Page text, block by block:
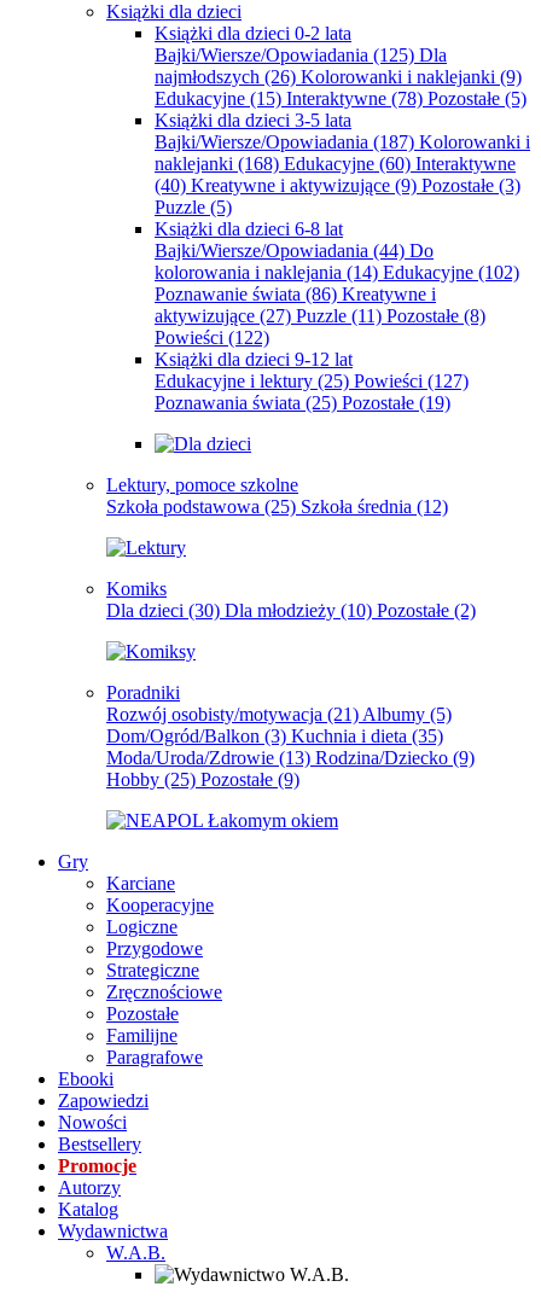
Książki dla dzieci
Książki dla dzieci 0-2 lata
Bajki/Wiersze/Opowiadania (125) Dla
najmłodszych (26) Kolorowanki i naklejanki (9)
Edukacyjne (15) Interaktywne (78) Pozostałe (5)
Książki dla dzieci 3-5 lata
Bajki/Wiersze/Opowiadania (187) Kolorowanki i
naklejanki (168) Edukacyjne (60) Interaktywne
(40) Kreatywne i aktywizujące (9) Pozostałe (3)
Puzzle (5)
Książki dla dzieci 6-8 lat
Bajki/Wiersze/Opowiadania (44) Do
kolorowania i naklejania (14) Edukacyjne (102)
Poznawanie świata (86) Kreatywne i
aktywizujące (27) Puzzle (11) Pozostałe (8)
Powieści (122)
Książki dla dzieci 9-12 lat
Edukacyjne i lektury (25) Powieści (127)
Poznawania świata (25) Pozostałe (19)
Lektury, pomoce szkolne
Szkoła podstawowa (25) Szkoła średnia (12)
Komiks
Dla dzieci (30) Dla młodzieży (10) Pozostałe (2)
Poradniki
Rozwój osobisty/motywacja (21) Albumy (5)
Dom/Ogród/Balkon (3) Kuchnia i dieta (35)
Moda/Uroda/Zdrowie (13) Rodzina/Dziecko (9)
Hobby (25) Pozostałe (9)
Gry
Karciane
Kooperacyjne
Logiczne
Przygodowe
Strategiczne
Zręcznościowe
Pozostałe
Familijne
Paragrafowe
Ebooki
Zapowiedzi
Nowości
Bestsellery
Promocje
Autorzy
Katalog
Wydawnictwa
W.A.B.